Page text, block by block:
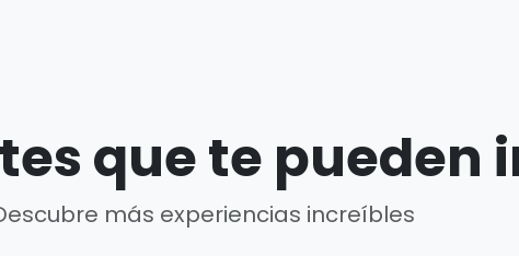
que te pueden
más experiencias increíbles